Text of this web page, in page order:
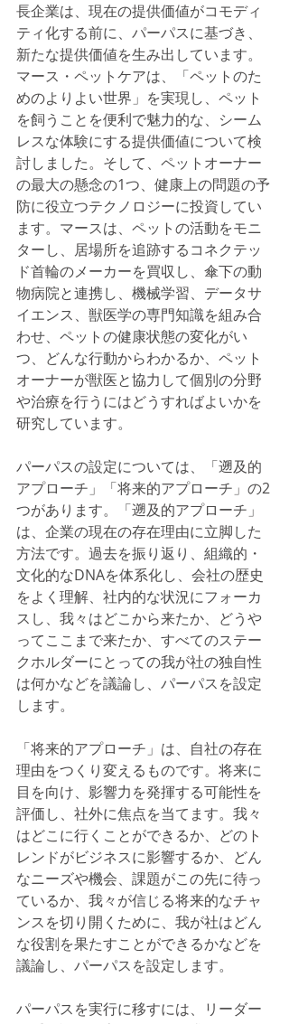
長企業は、現在の提供価値がコモディ
ティ化する前に、パーパスに基づき、
新たな提供価値を生み出しています。
マース・ペットケアは、「ペットのた
めのよりよい世界」を実現し、ペット
を飼うことを便利で魅力的な、シーム
レスな体験にする提供価値について検
討しました。そして、ペットオーナー
の最大の懸念の1つ、健康上の問題の予
防に役立つテクノロジーに投資してい
ます。マースは、ペットの活動をモニ
ターし、居場所を追跡するコネクテッ
ド首輪のメーカーを買収し、傘下の動
物病院と連携し、機械学習、データサ
イエンス、獣医学の専門知識を組み合
わせ、ペットの健康状態の変化がい
つ、どんな行動からわかるか、ペット
オーナーが獣医と協力して個別の分野
や治療を行うにはどうすればよいかを
研究しています。
パーパスの設定については、「遡及的
アプローチ」「将来的アプローチ」の2
つがあります。「遡及的アプローチ」
は、企業の現在の存在理由に立脚した
方法です。過去を振り返り、組織的・
文化的なDNAを体系化し、会社の歴史
をよく理解、社内的な状況にフォーカ
スし、我々はどこから来たか、どうや
ってここまで来たか、すべてのステー
クホルダーにとっての我が社の独自性
は何かなどを議論し、パーパスを設定
します。
「将来的アプローチ」は、自社の存在
理由をつくり変えるものです。将来に
目を向け、影響力を発揮する可能性を
評価し、社外に焦点を当てます。我々
はどこに行くことができるか、どのト
レンドがビジネスに影響するか、どん
なニーズや機会、課題がこの先に待っ
ているか、我々が信じる将来的なチャ
ンスを切り開くために、我が社はどん
な役割を果たすことができるかなどを
議論し、パーパスを設定します。
パーパスを実行に移すには、リーダー